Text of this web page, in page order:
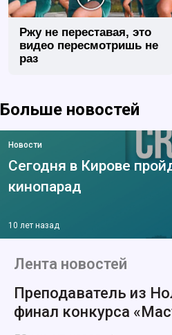
Ржу не переставая, это
видео пересмотришь не
раз
Больше новостей
Новости
Сегодня в Кирове
кинопарад
10 лет назад
Лента новостей
Преподаватель из
финал конкурса